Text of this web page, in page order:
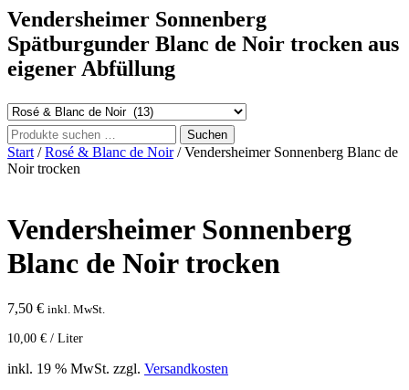
Vendersheimer Sonnenberg
Spätburgunder Blanc de Noir trocken aus
eigener Abfüllung
Suchen
nach:
Suchen
Start /Rosé & Blanc de Noir/ Vendersheimer Sonnenberg Blanc de
Noir trocken
Vendersheimer Sonnenberg
Blanc de Noir trocken
7,50 € inkl. MwSt.
10,00 € / Liter
inkl. 19 % MwSt. zzgl. Versandkosten